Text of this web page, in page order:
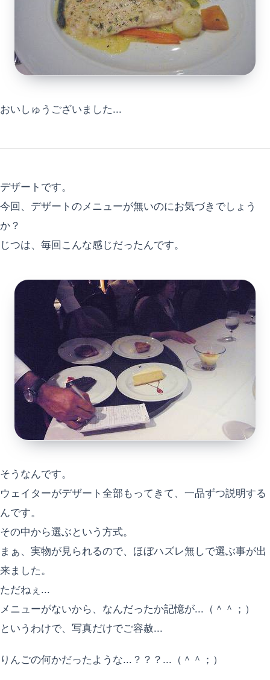
おいしゅうございました...
デザートです。
今回、デザートのメニューが無いのにお気づきでしょう
か？
じつは、毎回こんな感じだったんです。
そうなんです。
ウェイターがデザート全部もってきて、一品ずつ説明する
んです。
その中から選ぶという方式。
まぁ、実物が見られるので、ほぼハズレ無しで選ぶ事が出
来ました。
ただねぇ...
メニューがないから、なんだったか記憶が...（＾＾；）
というわけで、写真だけでご容赦...
りんごの何かだったような...？？？...（＾＾；）